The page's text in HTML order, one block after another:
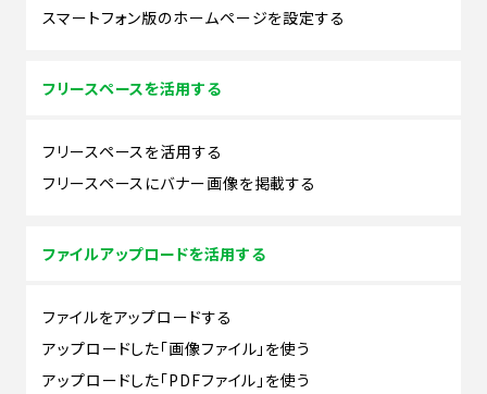
スマートフォン版のホームページを設定する
フリースペースを活用する
フリースペースを活用する
フリースペースにバナー画像を掲載する
ファイルアップロードを活用する
ファイルをアップロードする
アップロードした「画像ファイル」を使う
アップロードした「PDFファイル」を使う